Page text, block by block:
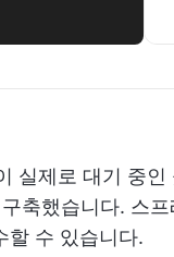
실제로 대기 중
축했습니다. 스
할 수 있습니다.